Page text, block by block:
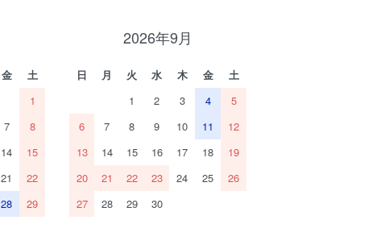
金
土
1
7
8
14
15
21
22
28
29
2026年9月
日 月 火 水 木 金
土
1
2 3 4
5
6
7 8 9 10 11
12
13
14 15 16 17 18
19
20
21 22 23 24 25
26
27
28 29 30